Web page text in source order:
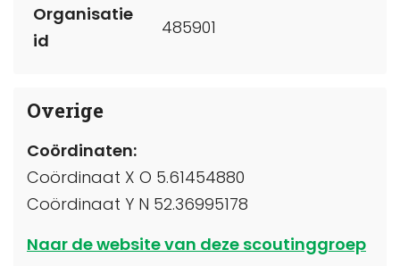
Organisatie
id
485901
Overige
Coördinaten:
Coördinaat X O 5.61454880
Coördinaat Y N 52.36995178
Naar de website van deze scoutinggroep